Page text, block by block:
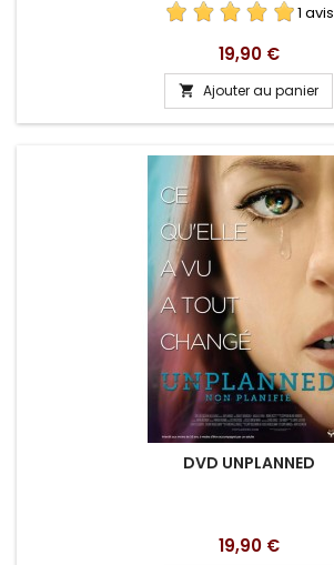
1 avis
Prix
19,90 €
 Ajouter au panier
DVD UNPLANNED
Prix
19,90 €